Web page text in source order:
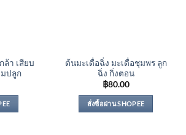
ล้า เสียบ
ปลูก
ต้นมะเดื่อฉิ่ง มะเดื่อชุมพร ลูก
ฉิ่ง กิ่งตอน
฿80.00
สั่งซื้อผ่าน SHOPEE